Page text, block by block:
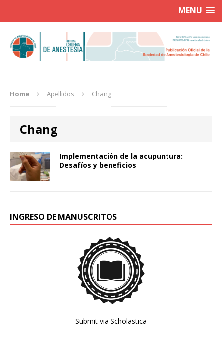
MENU
Home Apellidos Chang
Chang
Implementación de la acupuntura:
Desafíos y beneficios
INGRESO DE MANUSCRITOS
Submit via Scholastica